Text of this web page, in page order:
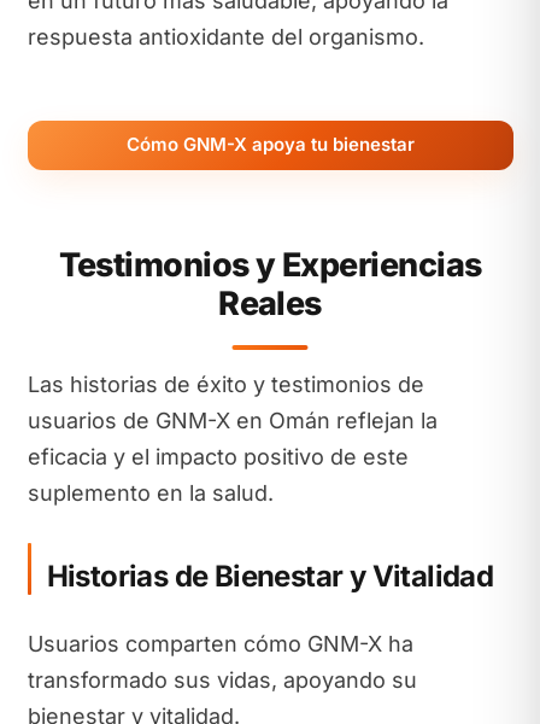
respuesta antioxidante del organismo.
Cómo GNM-X apoya tu bienestar
Testimonios y Experiencias
Reales
Las historias de éxito y testimonios de
usuarios de GNM-X en Omán reflejan la
eficacia y el impacto positivo de este
suplemento en la salud.
Historias de Bienestar y Vitalidad
Usuarios comparten cómo GNM-X ha
transformado sus vidas, apoyando su
bienestar y vitalidad.